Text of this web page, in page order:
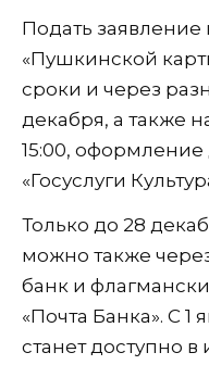
Подать заявление
«Пушкинской
сроки и через
декабря, а также
15:00,
«Госуслуги
Только до 28
можно также
банк и
«Почта Банка». С
станет доступно